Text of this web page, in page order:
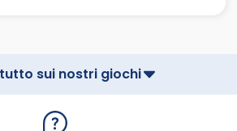
sui nostri giochi